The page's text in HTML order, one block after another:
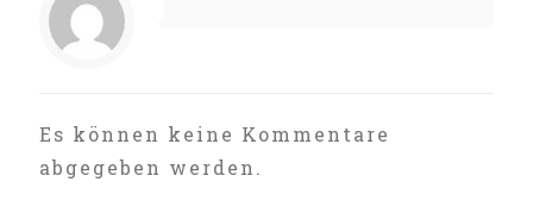
Es können keine Kommentare
abgegeben werden.